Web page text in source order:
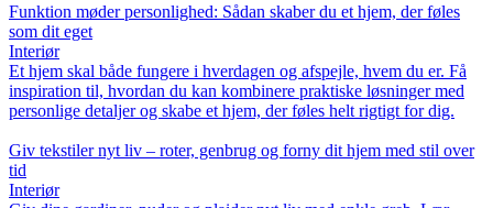
Funktion møder personlighed: Sådan skaber du et hjem, der føles
som dit eget
Interiør
Et hjem skal både fungere i hverdagen og afspejle, hvem du er. Få
inspiration til, hvordan du kan kombinere praktiske løsninger med
personlige detaljer og skabe et hjem, der føles helt rigtigt for dig.
Giv tekstiler nyt liv – roter, genbrug og forny dit hjem med stil over
tid
Interiør